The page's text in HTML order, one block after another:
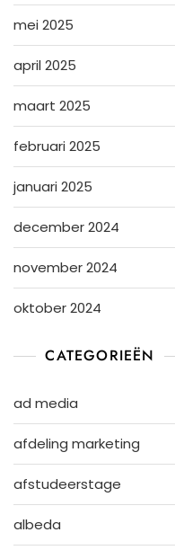
mei 2025
april 2025
maart 2025
februari 2025
januari 2025
december 2024
november 2024
oktober 2024
CATEGORIEËN
ad media
afdeling marketing
afstudeerstage
albeda